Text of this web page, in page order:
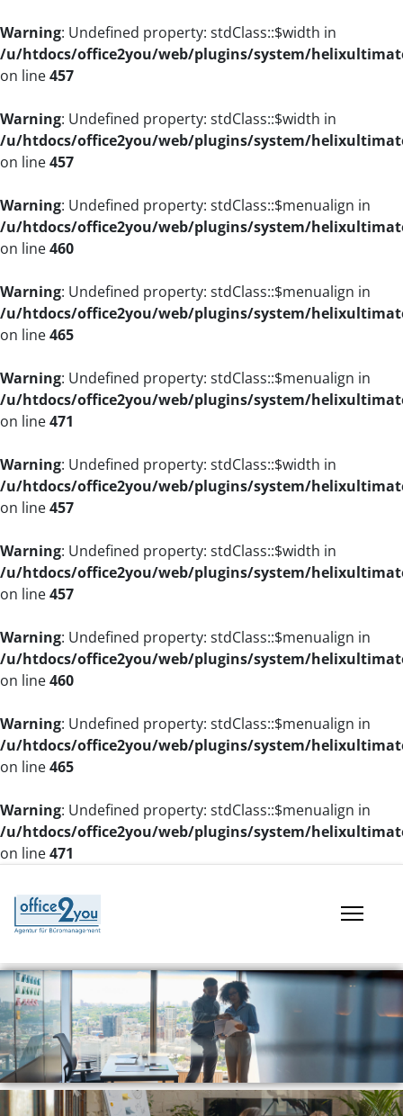
Warning: Undefined property: stdClass::$width in
/u/htdocs/office2you/web/plugins/system/
on line457
Warning: Undefined property: stdClass::$width in
/u/htdocs/office2you/web/plugins/system/
on line457
Warning: Undefined property: stdClass::$menualign in
/u/htdocs/office2you/web/plugins/system/
on line460
Warning: Undefined property: stdClass::$menualign in
/u/htdocs/office2you/web/plugins/system/
on line465
Warning: Undefined property: stdClass::$menualign in
/u/htdocs/office2you/web/plugins/system/
on line471
Warning: Undefined property: stdClass::$width in
/u/htdocs/office2you/web/plugins/system/
on line457
Warning: Undefined property: stdClass::$width in
/u/htdocs/office2you/web/plugins/system/
on line457
Warning: Undefined property: stdClass::$menualign in
/u/htdocs/office2you/web/plugins/system/
on line460
Warning: Undefined property: stdClass::$menualign in
/u/htdocs/office2you/web/plugins/system/
on line465
Warning: Undefined property: stdClass::$menualign in
/u/htdocs/office2you/web/plugins/system/
on line471